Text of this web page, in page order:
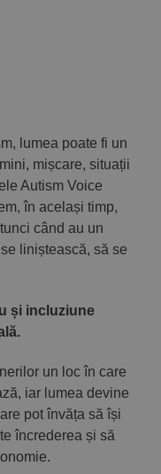
lumea poate fi un
mișcare, situații
Autism Voice
în același timp,
când au un
liniștească, să se
și incluziune
un loc în care
iar lumea devine
pot învăța să își
încrederea și să